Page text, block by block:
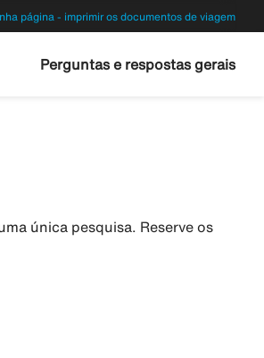
página - imprimir os documentos de viagem
Perguntas e respostas gerais
única pesquisa. Reserve os